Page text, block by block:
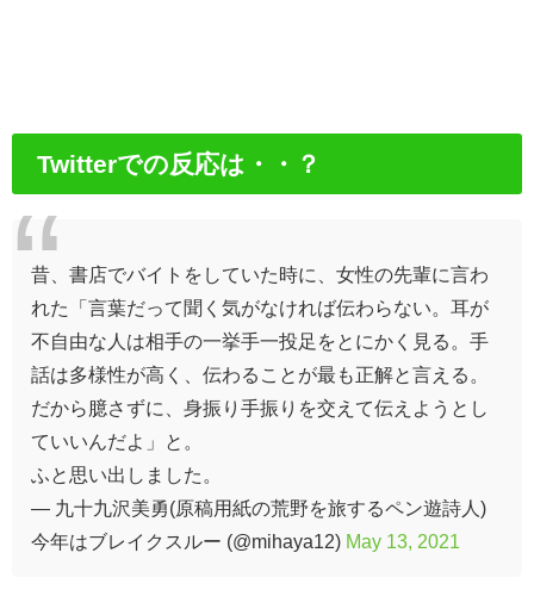
Twitterでの反応は・・？
昔、書店でバイトをしていた時に、女性の先輩に言わ
れた「言葉だって聞く気がなければ伝わらない。耳が
不自由な人は相手の一挙手一投足をとにかく見る。手
話は多様性が高く、伝わることが最も正解と言える。
だから臆さずに、身振り手振りを交えて伝えようとし
ていいんだよ」と。
ふと思い出しました。
— 九十九沢美勇(原稿用紙の荒野を旅するペン遊詩人)
今年はブレイクスルー (@mihaya12) May 13, 2021